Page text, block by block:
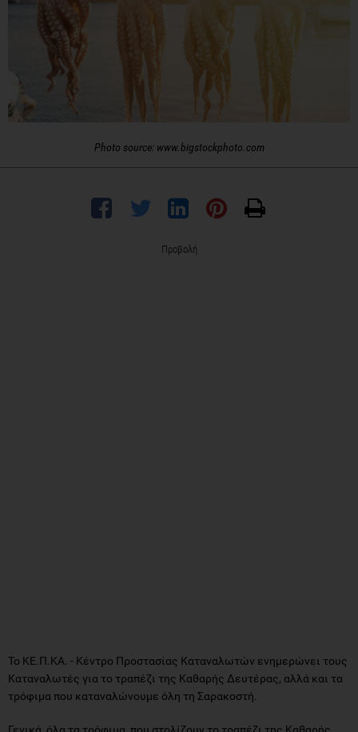
Photo source: www.bigstockphoto.com
Προβολή
Το ΚΕ.Π.ΚΑ. - Κέντρο Προστασίας Καταναλωτών ενημερώνει τους
Καταναλωτές για το τραπέζι της Καθαρής Δευτέρας, αλλά και τα
τρόφιμα που καταναλώνουμε όλη τη Σαρακοστή.
Γενικά, όλα τα τρόφιμα, που στολίζουν το τραπέζι της Καθαρής